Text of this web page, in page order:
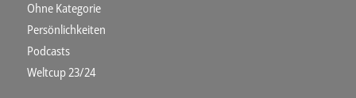
Ohne Kategorie
Persönlichkeiten
Podcasts
Weltcup 23/24